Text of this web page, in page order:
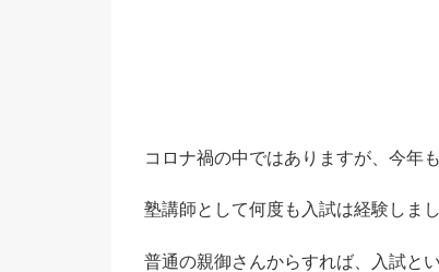
コロナ禍の中ではありますが、今年
塾講師として何度も入試は経験しま
普通の親御さんからすれば、入試と